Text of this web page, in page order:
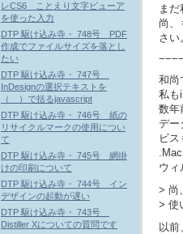
ま
尚、
さい
和尚
私も
数年
デー
ビ
ウィ
> 尚
> 使
以前
レCS6 ことえり文字ビューア
を使った入力
DTP 駆け込み寺・ 748号 PDF
作成でファイルサイズを落とし
たい
DTP 駆け込み寺・ 747号
InDesignの選択テキストを
（ ）で括るjavascript
DTP 駆け込み寺・ 746号 紙の
リサイクルマークの使用につい
て
DTP 駆け込み寺・ 745号 網掛
けの印刷について
DTP 駆け込み寺・ 744号 イン
デザインの起動が遅い
DTP 駆け込み寺・ 743号
Distiller Xについての質問です